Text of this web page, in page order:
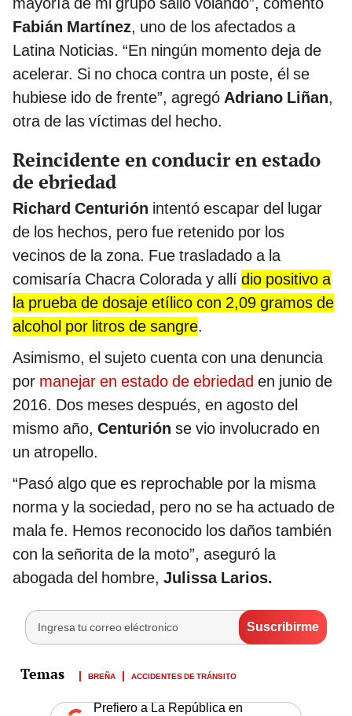
Fabián Martínez, uno de los afectados a
Latina Noticias. “En ningún momento deja de
acelerar. Si no choca contra un poste, él se
hubiese ido de frente”, agregó Adriano Liñan,
otra de las víctimas del hecho.
Reincidente en conducir en estado
de ebriedad
Richard Centurión intentó escapar del lugar
de los hechos, pero fue retenido por los
vecinos de la zona. Fue trasladado a la
comisaría Chacra Colorada y allí dio positivo a
la prueba de dosaje etílico con 2,09 gramos de
alcohol por litros de sangre.
Asimismo, el sujeto cuenta con una denuncia
por manejar en estado de ebriedad en junio de
2016. Dos meses después, en agosto del
mismo año, Centurión se vio involucrado en
un atropello.
“Pasó algo que es reprochable por la misma
norma y la sociedad, pero no se ha actuado de
mala fe. Hemos reconocido los daños también
con la señorita de la moto”, aseguró la
abogada del hombre, Julissa Larios.
BREÑA ACCIDENTES DE TRÁNSITO
Prefiero a La República en